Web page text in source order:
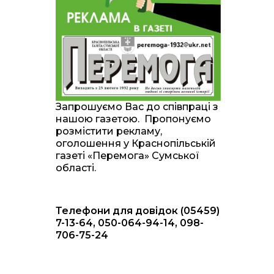
20:00
28 лип
Житлові сертифікати,
підготовка до зими та
підтримка ВПО: підсумки
засідання виконкому
Краснопільської
селищної ради
10:36
28 лип
Валентина Масалітіна:
«Нас тримає віра в
Перемогу і повернення
додому»
10:31
28 лип
Знову біль… Знову
втрата… На щиті
16:57
24 лип
Обмежено придатний,
але безмежно
вмотивований: Як
колишній лісівник став
Запрошуємо Вас до співпраці з
нашою газетою. Пропонуємо
розмістити рекламу,
оголошення у Краснопільській
газеті «Перемога» Сумської
області.
Телефони для довідок (05459)
7-13-64, 050-064-94-14, 098-
706-75-24